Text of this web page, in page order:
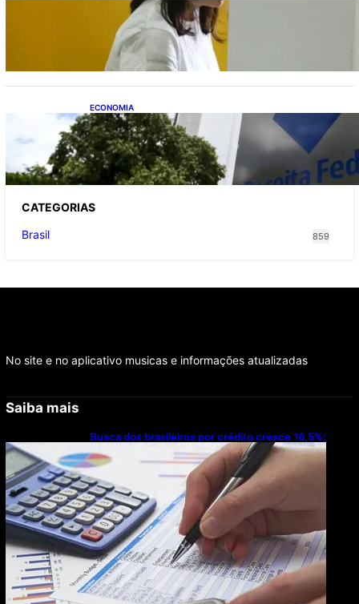
Justiça Eleitoral prevê orçamento de R$ 13,9
bilhões para 2027; proposta segue para
PLOA
ECONOMIA
Receita Federal: novo cronograma da
reforma tributária amplia prazo para o
Simples Nacional
CATEGORIAS
Brasil
859
No site e no aplicativo musicas e informações atualizadas
Saiba mais
Busca dos brasileiros por crédito cresce 16,5%;
Mato Grosso lidera ranking entre estados